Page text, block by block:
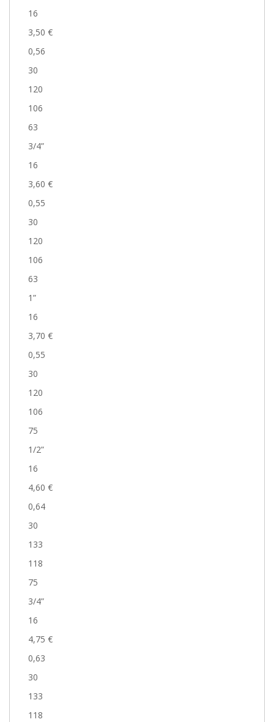
16
3,50 €
0,56
30
120
106
63
3/4”
16
3,60 €
0,55
30
120
106
63
1”
16
3,70 €
0,55
30
120
106
75
1/2”
16
4,60 €
0,64
30
133
118
75
3/4”
16
4,75 €
0,63
30
133
118